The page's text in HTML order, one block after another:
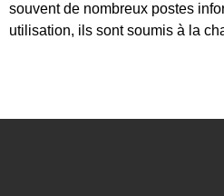
souvent de nombreux postes
utilisation, ils sont soumis à la